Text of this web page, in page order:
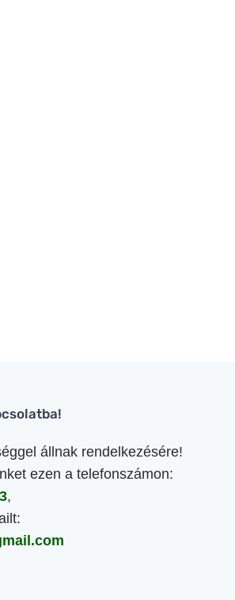
állnak rendelkezésére!
ezen a telefonszámon:
,